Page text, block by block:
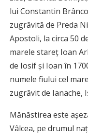
lui Constantin
zugrăvită de Preda
Apostoli, la circa 50
marele stareț Ioan
de Iosif și Ioan în
numele fiului cel
zugrăvit de Ianache,
Mănăstirea este
Vâlcea, pe drumul